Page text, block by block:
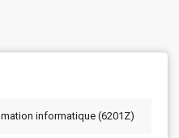
informatique (6201Z)